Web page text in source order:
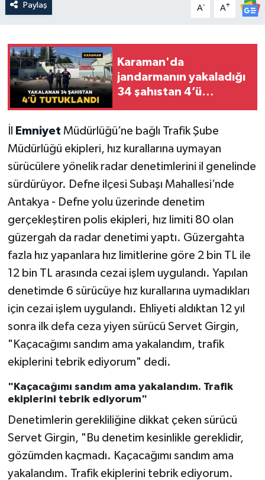
Paylaş A- A+
Karaman'da
jandarmanın yakaladığı
34 şahıstan 4’ü
Emniyet Müdürlüğü’ne bağlı Trafik Şube
Müdürlüğü ekipleri, hız kurallarına uymayan
sürücülere yönelik radar denetimlerini il genelinde
sürdürüyor. Defne ilçesi Subaşı Mahallesi’nde
Antakya - Defne yolu üzerinde denetim
gerçekleştiren polis ekipleri, hız limiti 80 olan
güzergah da radar denetimi yaptı. Güzergahta
fazla hız yapanlara hız limitlerine göre 2 bin TL ile
12 bin TL arasında cezai işlem uygulandı. Yapılan
denetimde 6 sürücüye hız kurallarına uymadıkları
için cezai işlem uygulandı. Ehliyeti aldıktan 12 yıl
sonra ilk defa ceza yiyen sürücü Servet Girgin,
"Kaçacağımı sandım ama yakalandım, trafik
ekiplerini tebrik ediyorum" dedi.
"Kaçacağımı sandım ama yakalandım. Trafik
ekiplerini tebrik ediyorum"
Denetimlerin gerekliliğine dikkat çeken sürücü
Servet Girgin, "Bu denetim kesinlikle gereklidir,
gözümden kaçmadı. Kaçacağımı sandım ama
yakalandım. Trafik ekiplerini tebrik ediyorum.